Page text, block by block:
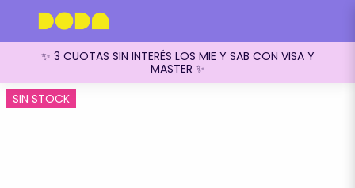
✨ 3 CUOTAS SIN INTERÉS LOS MIE Y SAB CON VISA Y
MASTER ✨
SIN STOCK